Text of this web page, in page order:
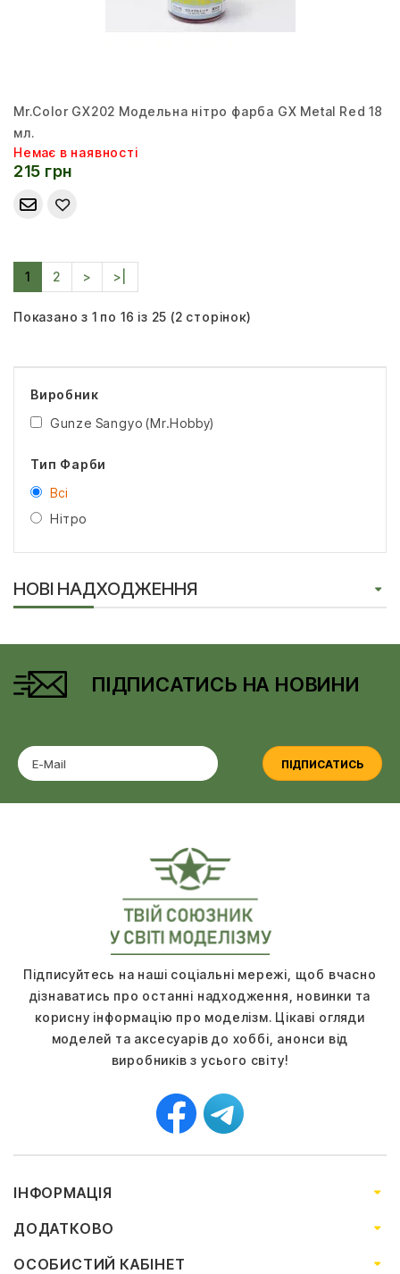
Mr.Color GX202 Модельна нітро фарба GX Metal Red 18
мл.
Немає в наявності
215 грн
1 2 > >|
Показано з 1 по 16 із 25 (2 сторінок)
Виробник
Gunze Sangyo (Mr.Hobby)
Тип Фарби
Всі
Нітро
НОВІ НАДХОДЖЕННЯ
ПІДПИСАТИСЬ НА НОВИНИ
ПІДПИСАТИСЬ
Підписуйтесь на наші соціальні мережі, щоб вчасно
дізнаватись про останні надходження, новинки та
корисну інформацію про моделізм. Цікаві огляди
моделей та аксесуарів до хоббі, анонси від
виробників з усього світу!
ІНФОРМАЦІЯ
ДОДАТКОВО
ОСОБИСТИЙ КАБІНЕТ